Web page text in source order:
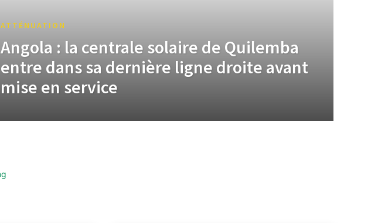
ATTÉNUATION
Angola : la centrale solaire de Quilemba
entre dans sa dernière ligne droite avant
mise en service